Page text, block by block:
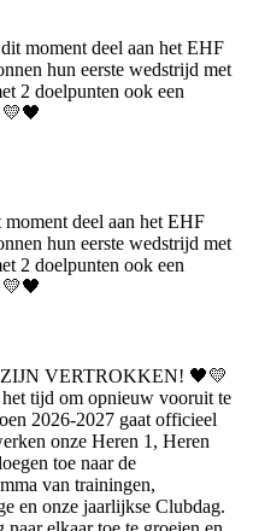
deel aan het EHF
hun eerste wedstrijd met
2 doelpunten ook een
💛🖤